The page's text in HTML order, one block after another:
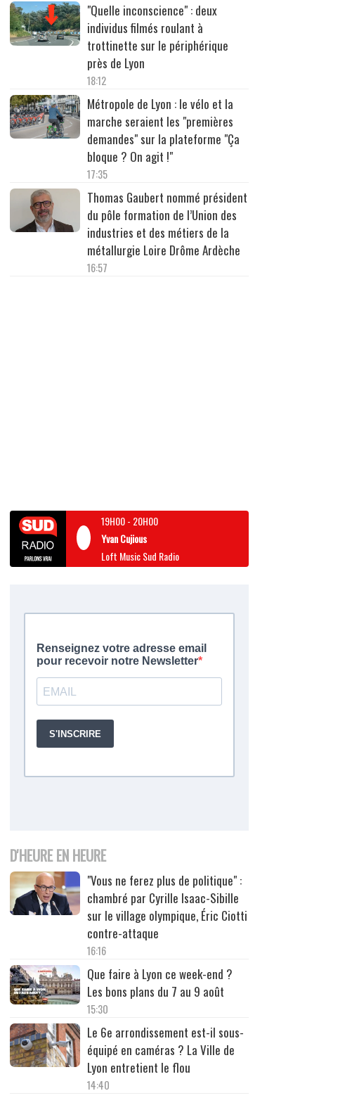
"Quelle inconscience" : deux
individus filmés roulant à
trottinette sur le périphérique
près de Lyon
18:12
Métropole de Lyon : le vélo et la
marche seraient les "premières
demandes" sur la plateforme "Ça
bloque ? On agit !"
17:35
Thomas Gaubert nommé président
du pôle formation de l’Union des
industries et des métiers de la
métallurgie Loire Drôme Ardèche
16:57
19H00- 20H00
Yvan Cujious
Loft Music Sud Radio
D'HEURE EN HEURE
"Vous ne ferez plus de politique" :
chambré par Cyrille Isaac-Sibille
sur le village olympique, Éric Ciotti
contre-attaque
16:16
Que faire à Lyon ce week-end ?
Les bons plans du 7 au 9 août
15:30
Le 6e arrondissement est-il sous-
équipé en caméras ? La Ville de
Lyon entretient le flou
14:40